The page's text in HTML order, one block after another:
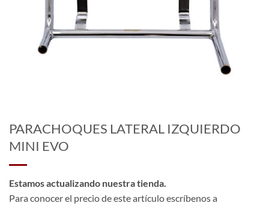
PARACHOQUES LATERAL IZQUIERDO
MINI EVO
Estamos actualizando nuestra tienda.
Para conocer el precio de este artículo escríbenos a